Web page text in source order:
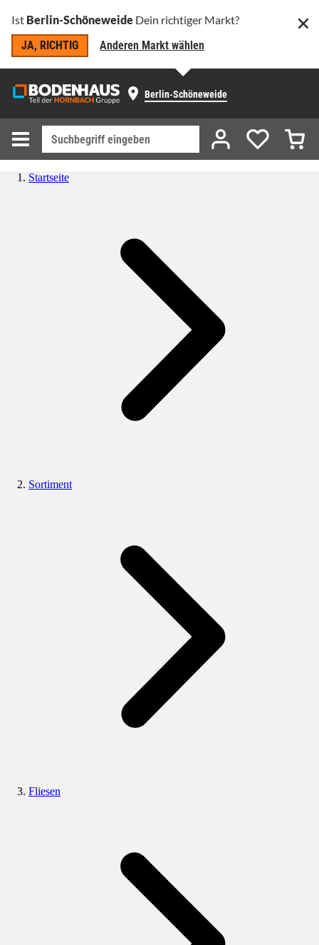
Ist Berlin-Schöneweide Dein richtiger Markt?
JA, RICHTIG
Anderen Markt wählen
Berlin-Schöneweide
Startseite
Sortiment
Fliesen